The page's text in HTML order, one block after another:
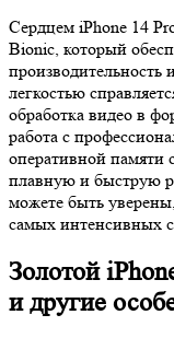
Сердцем iPhone 14
Bionic, который
производительность
легкостью
обработка видео в
работа с
оперативной памяти
плавную и быструю
можете быть
самых интенсивных
Золотой
и другие